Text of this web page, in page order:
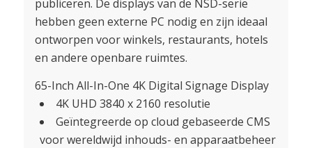
publiceren. De displays van de NSD-serie
hebben geen externe PC nodig en zijn ideaal
ontworpen voor winkels, restaurants, hotels
en andere openbare ruimtes.
65-Inch All-In-One 4K Digital Signage Display
4K UHD 3840 x 2160 resolutie
Geïntegreerde op cloud gebaseerde CMS
voor wereldwijd inhouds- en apparaatbeheer